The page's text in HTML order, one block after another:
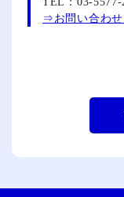
⇒お問い合わせ